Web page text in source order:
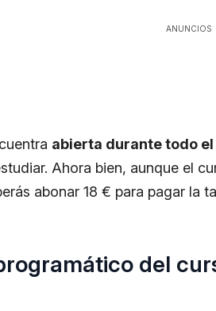
ANUNCIOS
abierta durante todo el
Ahora bien, aunque el
abonar 18 € para pagar la
del